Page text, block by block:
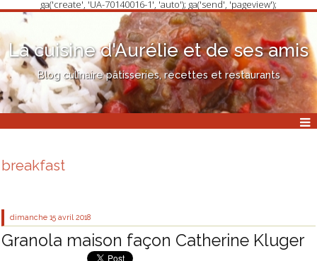
ga('create', 'UA-70140016-1', 'auto'); ga('send', 'pageview');
La cuisine d'Aurélie et de ses amis
Blog culinaire pâtisseries, recettes et restaurants
breakfast
dimanche 15 avril 2018
Granola maison façon Catherine Kluger